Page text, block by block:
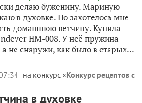
делаю буженину. Мариную
в духовке. Но захотелось мне
домашнюю ветчину. Купила
HM-008. У неё пружина
а не снаружи, как было в старых...
на конкурс «Конкурс рецептов с
в духовке